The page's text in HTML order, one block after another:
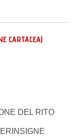
CARTACEA)
DEL RITO